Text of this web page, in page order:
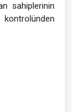
sahiplerinin